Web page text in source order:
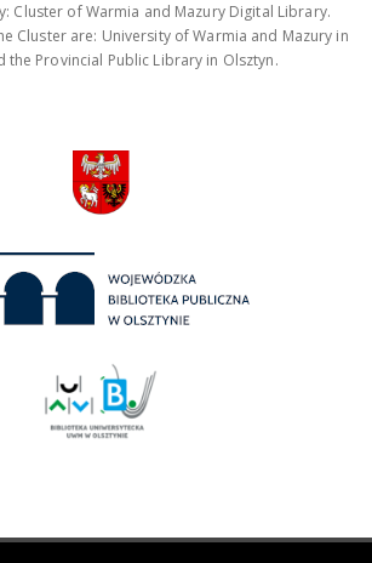
Cluster of Warmia and Mazury Digital Library.
Cluster are: University of Warmia and Mazury in
the Provincial Public Library in Olsztyn.